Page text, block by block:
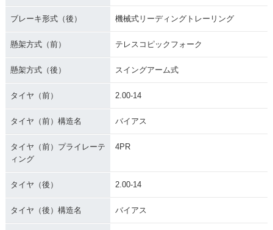
ブレーキ形式（後） 機械式リーディングトレーリング
懸架方式（前） テレスコピックフォーク
懸架方式（後） スイングアーム式
タイヤ（前） 2.00-14
タイヤ（前）構造名 バイアス
タイヤ（前）プライレーテ
ィング
4PR
タイヤ（後） 2.00-14
タイヤ（後）構造名 バイアス